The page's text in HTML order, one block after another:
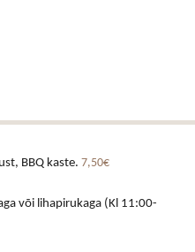
BBQ kaste. 7,50€
või lihapirukaga (Kl 11:00-